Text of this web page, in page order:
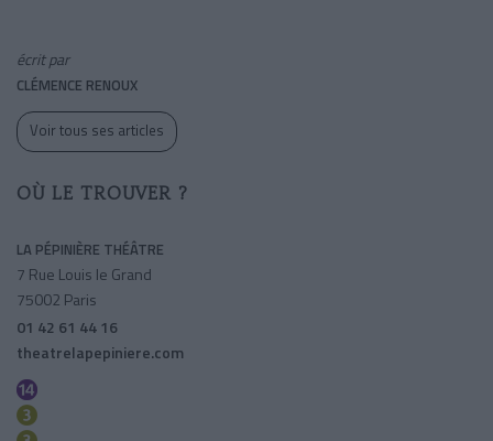
écrit par
CLÉMENCE RENOUX
Voir tous ses articles
OÙ LE TROUVER ?
LA PÉPINIÈRE THÉÂTRE
7 Rue Louis le Grand
75002 Paris
01 42 61 44 16
theatrelapepiniere.com